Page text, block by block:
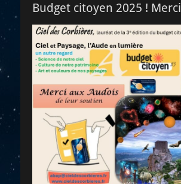
Budget citoyen 2025 ! Merci